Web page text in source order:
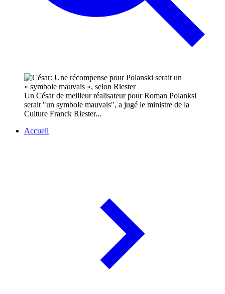
Un César de meilleur réalisateur pour Roman Polanksi
serait "un symbole mauvais", a jugé le ministre de la
Culture Franck Riester...
Accueil